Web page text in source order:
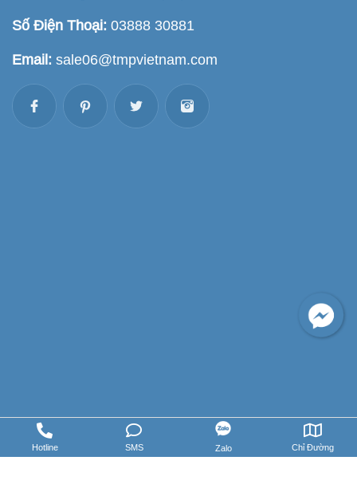
Số Điện Thoại: 03888 30881
Email: sale06@tmpvietnam.com
Hotline SMS Zalo Chỉ Đường